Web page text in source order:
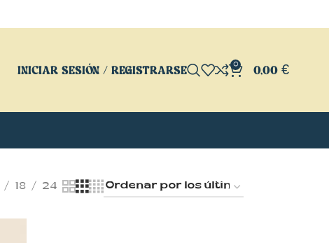
INICIAR SESIÓN / REGISTRARSE 0 0,00 €
18 24